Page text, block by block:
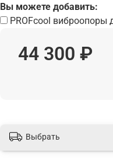
Вы можете добавить:
PROFcool виброопоры
44 300 ₽
Выбрать